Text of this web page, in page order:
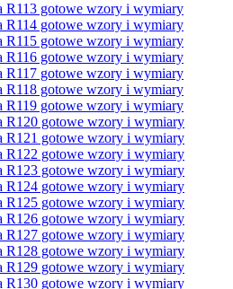
R113 gotowe wzory i wymiary
R114 gotowe wzory i wymiary
R115 gotowe wzory i wymiary
R116 gotowe wzory i wymiary
R117 gotowe wzory i wymiary
R118 gotowe wzory i wymiary
R119 gotowe wzory i wymiary
R120 gotowe wzory i wymiary
R121 gotowe wzory i wymiary
R122 gotowe wzory i wymiary
R123 gotowe wzory i wymiary
R124 gotowe wzory i wymiary
R125 gotowe wzory i wymiary
R126 gotowe wzory i wymiary
R127 gotowe wzory i wymiary
R128 gotowe wzory i wymiary
R129 gotowe wzory i wymiary
R130 gotowe wzory i wymiary